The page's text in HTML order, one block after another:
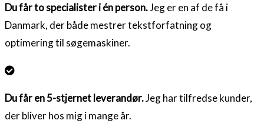
Du får to specialister i én person.Jeg er en af de få i
Danmark, der både mestrer tekstforfatning og
optimering til søgemaskiner.
Du får en 5-stjernet leverandør.Jeg har tilfredse kunder,
der bliver hos mig i mange år.